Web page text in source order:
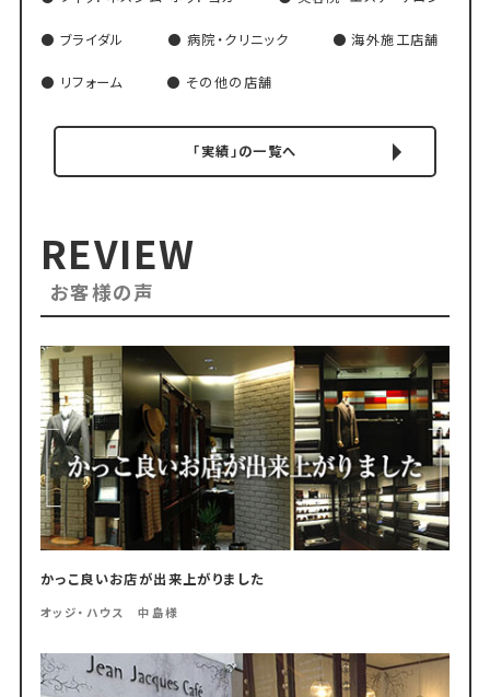
ブライダル 病院・クリニック 海外施工店舗
リフォーム その他の店舗
「実績」の一覧へ
REVIEW
お客様の声
かっこ良いお店が出来上がりました
オッジ・ハウス 中島様